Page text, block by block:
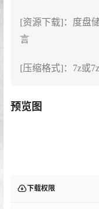
[资源下载]：度盘
言
[压缩格式]：7z或
预览图
下载权限